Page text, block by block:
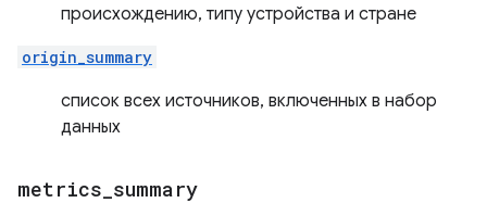
происхождению, типу устройства и стране
origin_summary
список всех источников, включенных в набор
данных
metrics summary